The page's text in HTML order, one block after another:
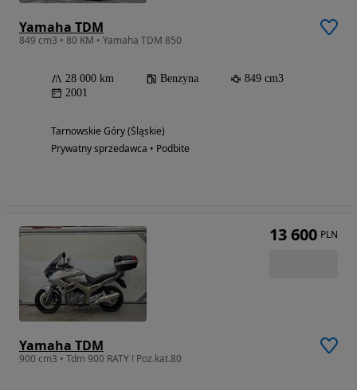
Yamaha TDM
849 cm3 • 80 KM • Yamaha TDM 850
28 000 km Benzyna
849 cm3
2001
Tarnowskie Góry (Śląskie)
Prywatny sprzedawca • Podbite
Yamaha TDM
900 cm3 • Tdm 900 RATY ! Poz.kat.80
13 600 PLN